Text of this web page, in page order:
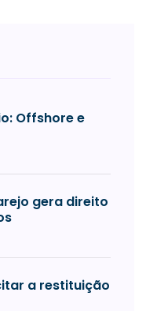
Offshore e
gera direito
a restituição